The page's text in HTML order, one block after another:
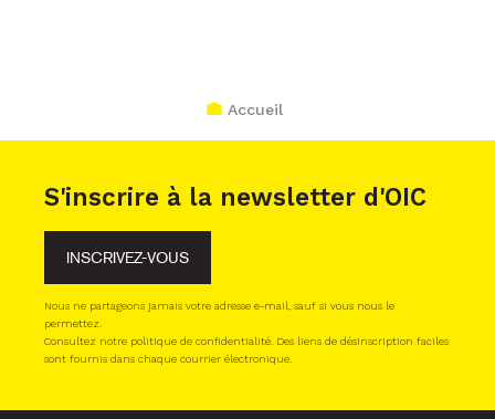
Accueil
S'inscrire à la newsletter d'OIC
INSCRIVEZ-VOUS
Nous ne partageons jamais votre adresse e-mail, sauf si vous nous le
permettez.
Consultez notre politique de confidentialité. Des liens de désinscription faciles
sont fournis dans chaque courrier électronique.